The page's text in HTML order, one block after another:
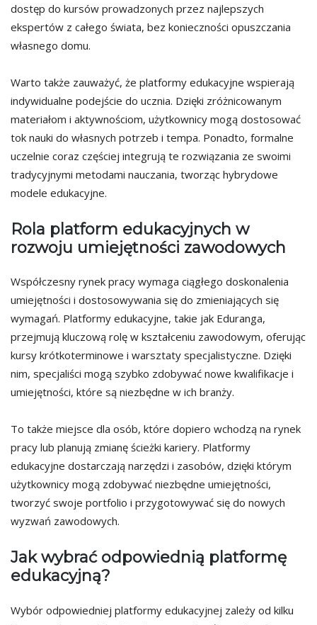
dostęp do kursów prowadzonych przez najlepszych
ekspertów z całego świata, bez konieczności opuszczania
własnego domu.
Warto także zauważyć, że platformy edukacyjne wspierają
indywidualne podejście do ucznia. Dzięki zróżnicowanym
materiałom i aktywnościom, użytkownicy mogą dostosować
tok nauki do własnych potrzeb i tempa. Ponadto, formalne
uczelnie coraz częściej integrują te rozwiązania ze swoimi
tradycyjnymi metodami nauczania, tworząc hybrydowe
modele edukacyjne.
Rola platform edukacyjnych w
rozwoju umiejętności zawodowych
Współczesny rynek pracy wymaga ciągłego doskonalenia
umiejętności i dostosowywania się do zmieniających się
wymagań. Platformy edukacyjne, takie jak Eduranga,
przejmują kluczową rolę w kształceniu zawodowym, oferując
kursy krótkoterminowe i warsztaty specjalistyczne. Dzięki
nim, specjaliści mogą szybko zdobywać nowe kwalifikacje i
umiejętności, które są niezbędne w ich branży.
To także miejsce dla osób, które dopiero wchodzą na rynek
pracy lub planują zmianę ścieżki kariery. Platformy
edukacyjne dostarczają narzędzi i zasobów, dzięki którym
użytkownicy mogą zdobywać niezbędne umiejętności,
tworzyć swoje portfolio i przygotowywać się do nowych
wyzwań zawodowych.
Jak wybrać odpowiednią platformę
edukacyjną?
Wybór odpowiedniej platformy edukacyjnej zależy od kilku